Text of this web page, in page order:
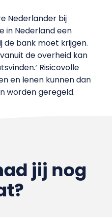
Nederlander bij
in Nederland een
bank moet krijgen.
de overheid kan
Risicovolle
en lenen kunnen dan
worden geregeld.
jij nog